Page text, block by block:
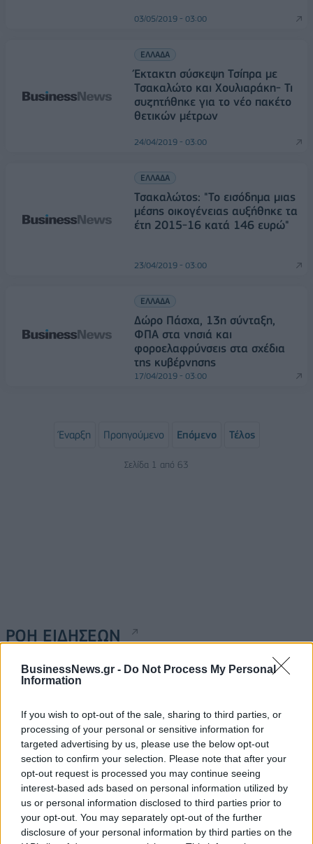
BusinessNews.gr - Do Not Process My Personal
Information
If you wish to opt-out of the sale, sharing to third parties, or
processing of your personal or sensitive information for
targeted advertising by us, please use the below opt-out
section to confirm your selection. Please note that after your
opt-out request is processed you may continue seeing
interest-based ads based on personal information utilized by
us or personal information disclosed to third parties prior to
your opt-out. You may separately opt-out of the further
disclosure of your personal information by third parties on the
03/05/2019 - 03:00
ΕΛΛΑΔΑ
Έκτακτη σύσκεψη Τσίπρα με
Τσακαλώτο και Χουλιαράκη- Τι
συζητήθηκε για το νέο πακέτο
θετικών μέτρων
24/04/2019 - 03:00
ΕΛΛΑΔΑ
Τσακαλώτος: "Το εισόδημα μιας
μέσης οικογένειας αυξήθηκε τα
έτη 2015-16 κατά 146 ευρώ"
23/04/2019 - 03:00
ΕΛΛΑΔΑ
Δώρο Πάσχα, 13η σύνταξη,
ΦΠΑ στα νησιά και
φοροελαφρύνσεις στα σχέδια
της κυβέρνησης
17/04/2019 - 03:00
Έναρξη Προηγούμενο Επόμενο Τέλος
Σελίδα 1 από 63
ΡΟΗ ΕΙΔΗΣΕΩΝ
Χρηματιστήριο: Πτώση κατά 0,18%, στα 315,71
05/08/2026 - 18:27 ΟΙΚΟΝΟΜΙΑ
Είσοδος της γαλλικής Meridiam στην ηλεκτρική
διασύνδεση Ελλάδας – Κύπρου
05/08/2026 - 18:06 ΕΠΙΧΕΙΡΗΣΕΙΣ
ΔΕΗ: Ισχυρή ανάπτυξη στο α΄ εξάμηνο 2026 με
προσαρμοσμένο EBITDA στα 1,2 δισ. ευρώ
05/08/2026 - 17:51 ΕΝΕΡΓΕΙΑ